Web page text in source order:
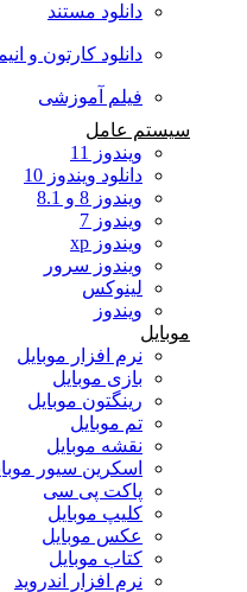
دانلود مستند
دانلود کارتون و
فیلم آموزشی
سیستم عامل
ویندوز 11
دانلود ویندوز 10
ویندوز 8 و 8.1
ویندوز 7
ویندوز xp
ویندوز سرور
لینوکس
ویندوز
موبایل
نرم افزار موبایل
بازی موبایل
رینگتون موبایل
تم موبایل
نقشه موبایل
اسکرین سیور
پاکت پی سی
کلیپ موبایل
عکس موبایل
کتاب موبایل
نرم افزار اندروید